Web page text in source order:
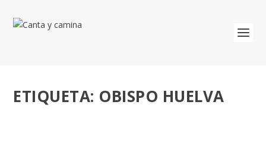
ETIQUETA: OBISPO HUELVA